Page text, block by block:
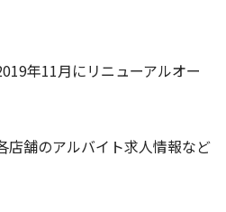
年11月にリニューアルオー
店舗のアルバイト求人情報など